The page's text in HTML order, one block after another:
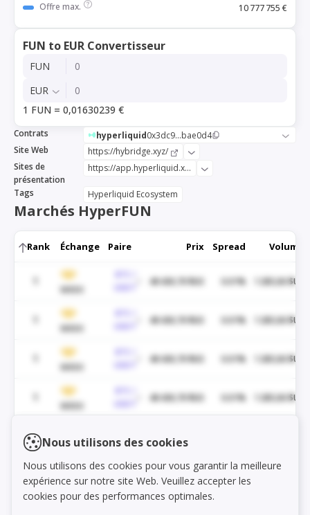
Nous utilisons des cookies
Nous utilisons des cookies pour vous garantir la meilleure
expérience sur notre site Web. Veuillez accepter les
cookies pour des performances optimales.
Offre max.
10 777 755 €
FUN to EUR Convertisseur
FUN
EUR
1 FUN = 0,01630239 €
Contrats hyperliquid0x3dc9...bae0d4
Site Web
https://hybridge.xyz/
Sites de
présentation
https://app.hyperliquid.xyz/explorer/token/0x3dc9f93c39ddd9f0182ad1e584bae0d4
Tags Hyperliquid Ecosystem
Marchés HyperFUN
Rank Échange Paire Prix Spread Volume
WEEX
48 430,70 $US 0.01% 1 285,06 $US
WEEX
48 430,70 $US 0.01% 1 285,06 $US
WEEX
48 430,70 $US 0.01% 1 285,06 $US
WEEX
48 430,70 $US 0.01% 1 285,06 $US
1
WEEX
USDT
48 430,70 $US
WEEX
BTC /
USDT
48 430,70 $US 0.01%
Load markets